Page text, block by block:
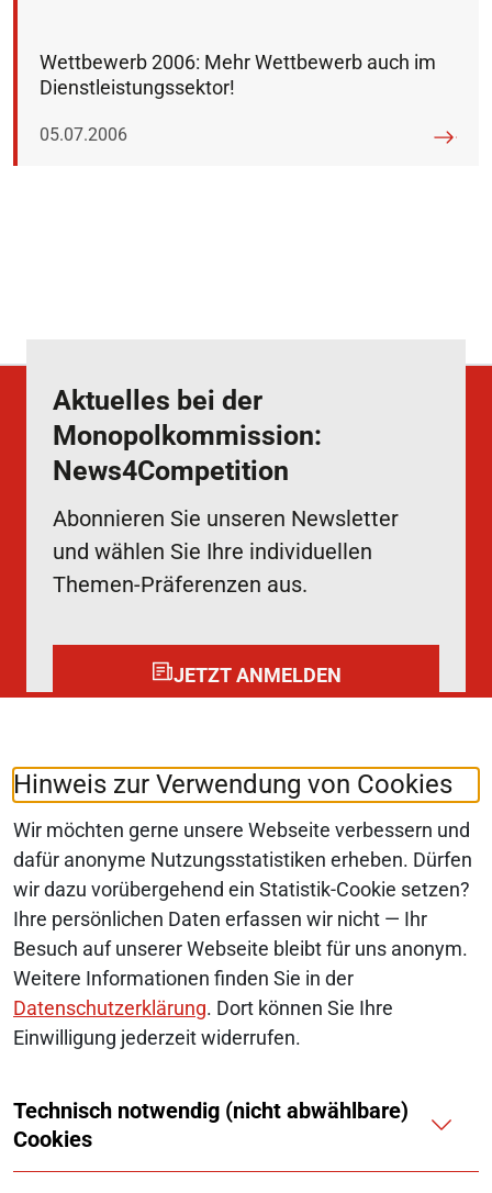
Hinweis zur Verwendung von Cookies
Wir möchten gerne unsere Webseite verbessern und
dafür anonyme Nutzungsstatistiken erheben. Dürfen
wir dazu vorübergehend ein Statistik-Cookie setzen?
Ihre persönlichen Daten erfassen wir nicht — Ihr
Besuch auf unserer Webseite bleibt für uns anonym.
Weitere Informationen finden Sie in der
Datenschutzerklärung. Dort können Sie Ihre
Einwilligung jederzeit widerrufen.
Technisch notwendig (nicht abwählbare)
Cookies
Wettbewerb 2006: Mehr Wettbewerb auch im
Dienstleistungssektor!
Veröffentlicht am:
05.07.2006
Aktuelles bei der
Monopolkommission:
News4Competition
Abonnieren Sie unseren Newsletter
und wählen Sie Ihre individuellen
Themen-Präferenzen aus.
JETZT ANMELDEN
Folgen Sie uns auf: LinkedIn
© 2026 Monopolkommission
SERVICE-NAVIGATION
SITEMAP
ERKLÄRUNG ZUR BARRIEREFREIHEIT
IMPRESSUM